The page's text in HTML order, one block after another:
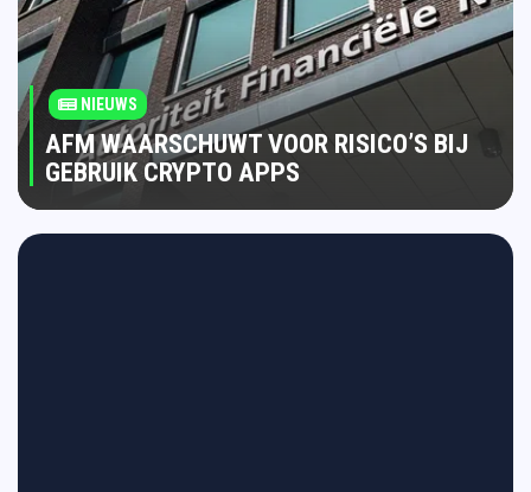
NIEUWS
AFM WAARSCHUWT VOOR RISICO’S BIJ
GEBRUIK CRYPTO APPS